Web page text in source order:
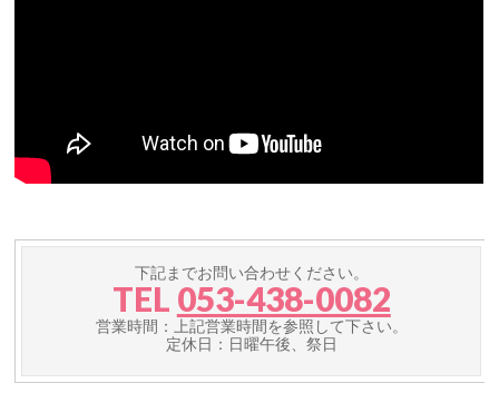
下記までお問い合わせください。
TEL 053-438-0082
営業時間：上記営業時間を参照して下さい。
定休日：日曜午後、祭日